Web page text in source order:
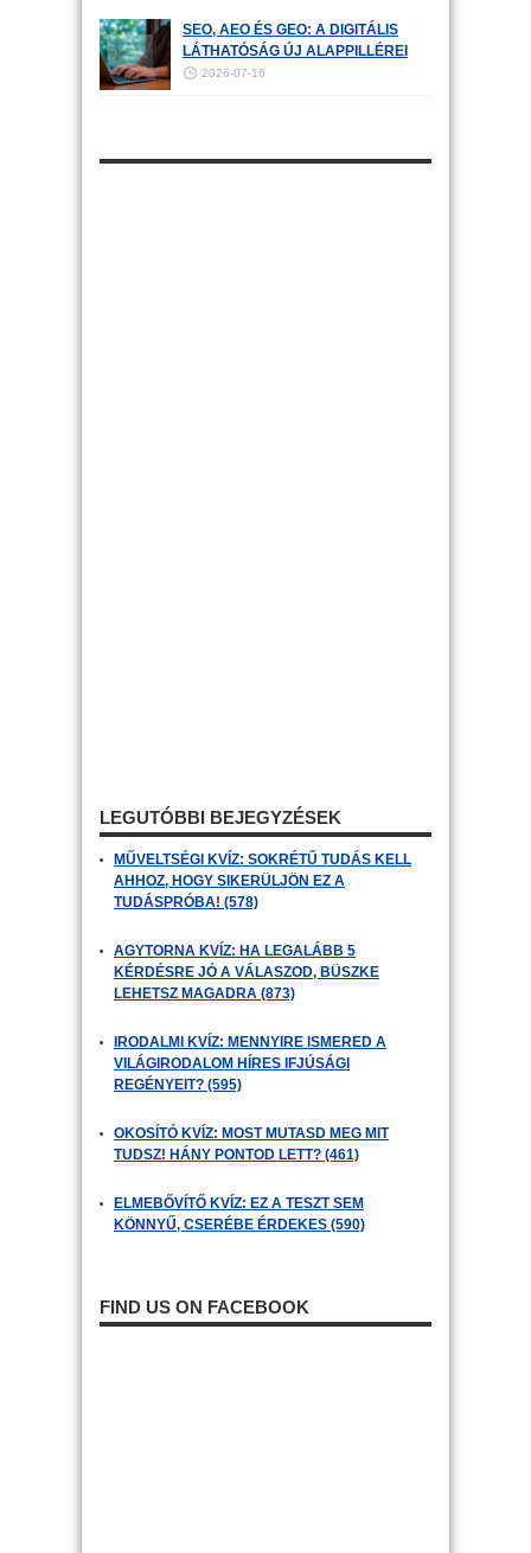
SEO, AEO ÉS GEO: A DIGITÁLIS
LÁTHATÓSÁG ÚJ ALAPPILLÉREI
2026-07-16
LEGUTÓBBI BEJEGYZÉSEK
MŰVELTSÉGI KVÍZ: SOKRÉTŰ TUDÁS KELL
AHHOZ, HOGY SIKERÜLJÖN EZ A
TUDÁSPRÓBA! (578)
AGYTORNA KVÍZ: HA LEGALÁBB 5
KÉRDÉSRE JÓ A VÁLASZOD, BÜSZKE
LEHETSZ MAGADRA (873)
IRODALMI KVÍZ: MENNYIRE ISMERED A
VILÁGIRODALOM HÍRES IFJÚSÁGI
REGÉNYEIT? (595)
OKOSÍTÓ KVÍZ: MOST MUTASD MEG MIT
TUDSZ! HÁNY PONTOD LETT? (461)
ELMEBŐVÍTŐ KVÍZ: EZ A TESZT SEM
KÖNNYŰ, CSERÉBE ÉRDEKES (590)
FIND US ON FACEBOOK